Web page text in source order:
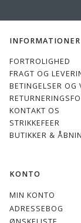
INFORMATIONER
FORTROLIGHED
FRAGT OG
BETINGELSER OG
KONTAKT OS
STRIKKEFEER
BUTIKKER &
KONTO
MIN KONTO
ADRESSEBOG